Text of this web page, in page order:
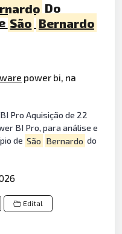
Do
São Bernardo
power bi, na
Pro Aquisição de 22
BI Pro, para análise e
de São Bernardo do
Edital